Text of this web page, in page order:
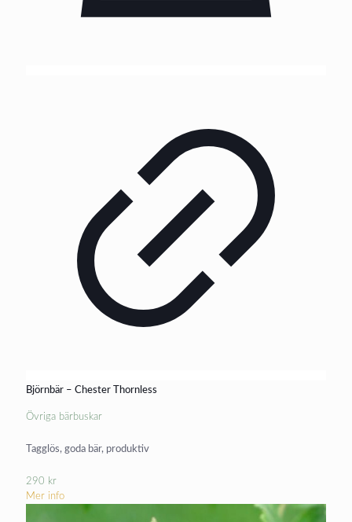
Björnbär – Chester Thornless
Övriga bärbuskar
Tagglös, goda bär, produktiv
290 kr
Mer info